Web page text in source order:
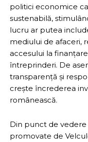
politici economice
sustenabilă,
lucru ar putea
mediului de afaceri,
accesului la
întreprinderi. De
transparență și
crește încrederea
românească.
Din punct de
promovate de